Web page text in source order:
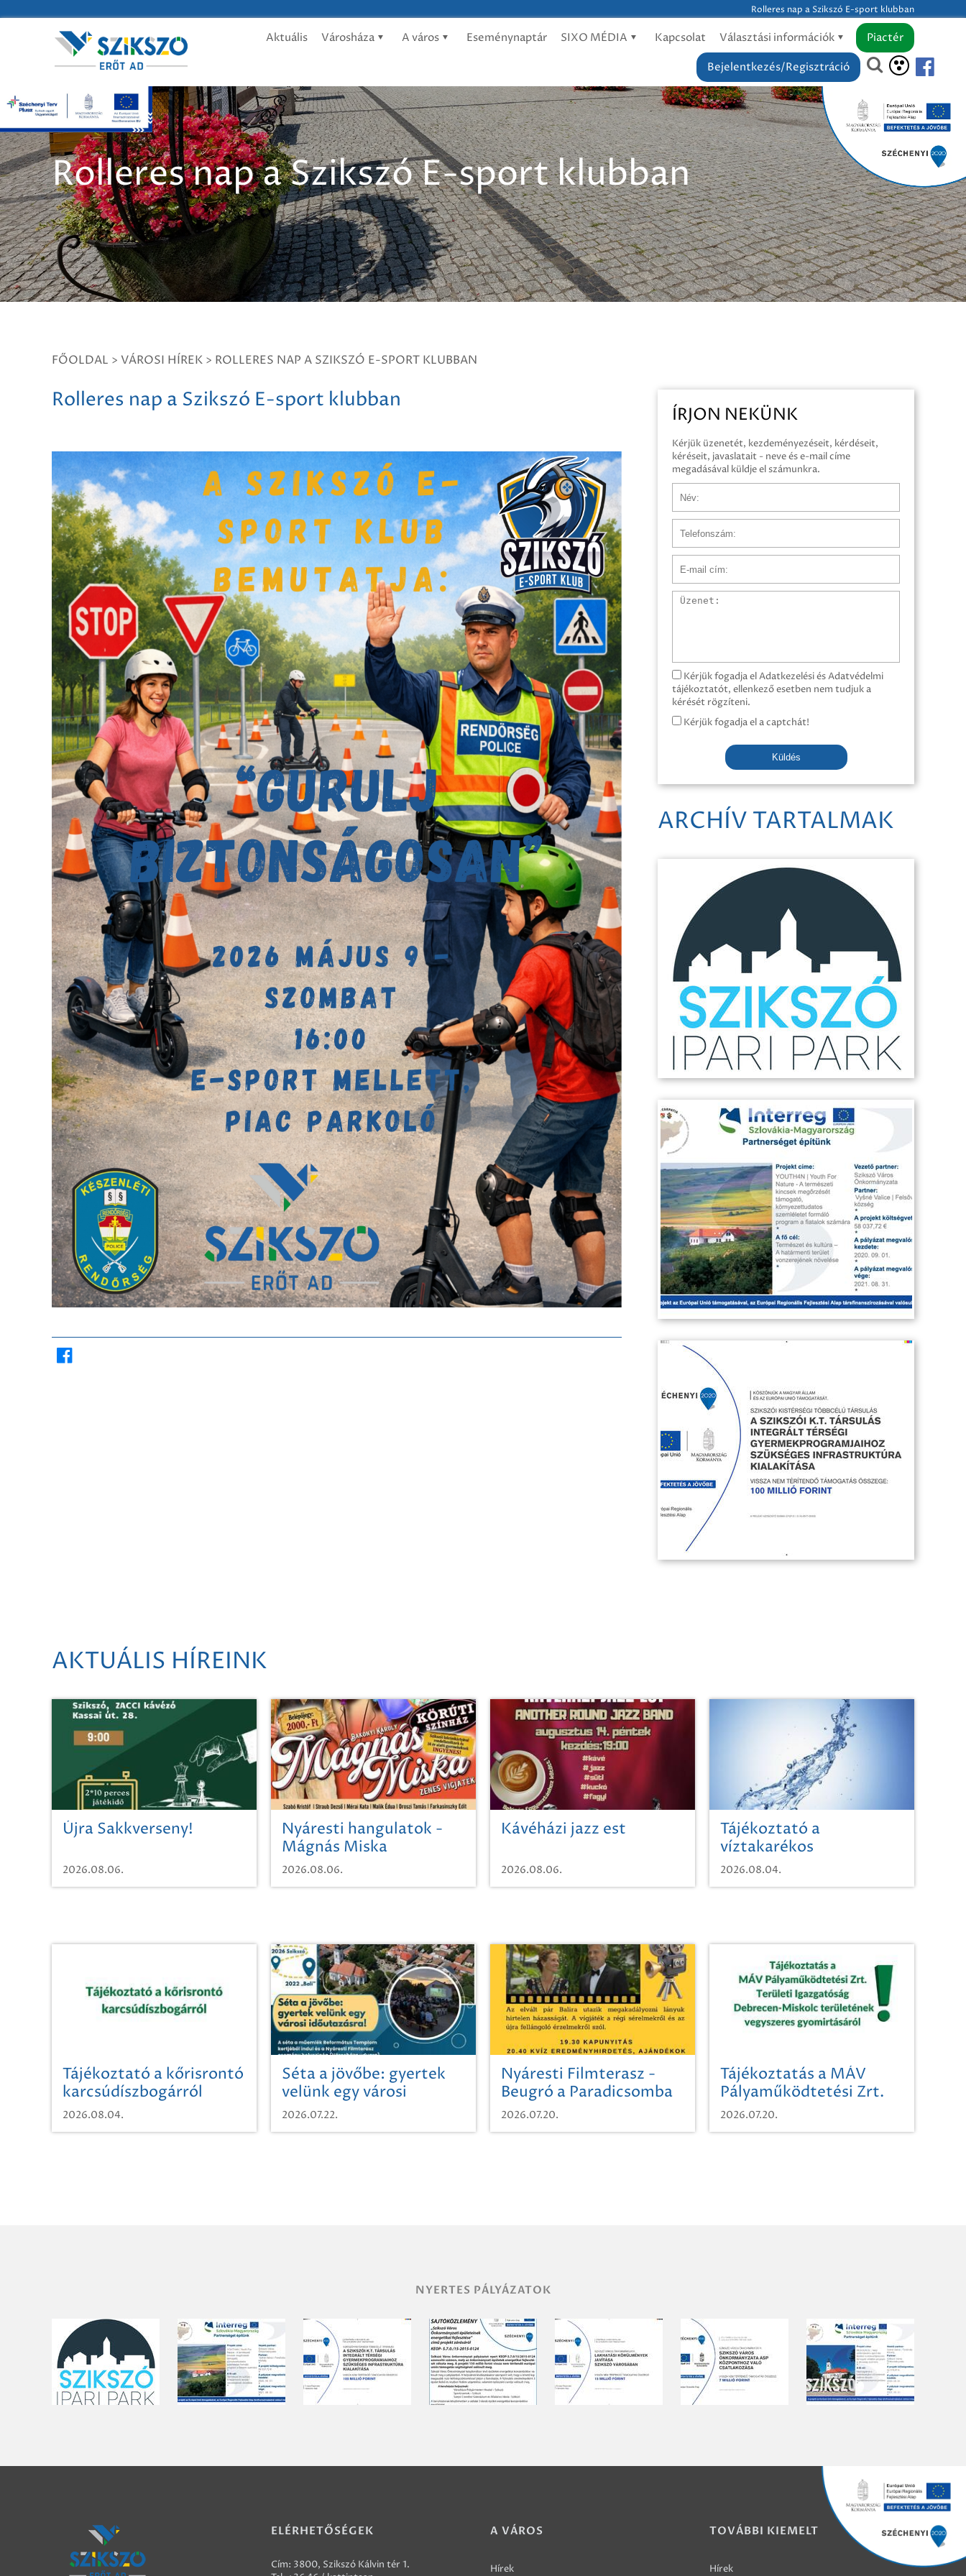
Rolleres nap a Szikszó E-sport klubban
Aktuális Városháza A város Eseménynaptár SIXO MÉDIA Kapcsolat Választási információk
Piactér
Bejelentkezés/Regisztráció
Rolleres nap a Szikszó E-sport klubban
FŐOLDAL > VÁROSI HÍREK > ROLLERES NAP A SZIKSZÓ E-SPORT KLUBBAN
Rolleres nap a Szikszó E-sport klubban
ÍRJON NEKÜNK
Kérjük üzenetét, kezdeményezéseit, kérdéseit,
kéréseit, javaslatait - neve és e-mail címe
megadásával küldje el számunkra.
Üzenet
Kérjük fogadja el Adatkezelési és Adatvédelmi
tájékoztatót, ellenkező esetben nem tudjuk a
kérését rögzíteni.
Kérjük fogadja el a captchát!
Küldés
ARCHÍV TARTALMAK
AKTUÁLIS HÍREINK
Újra Sakkverseny!
2026.08.06.
Nyáresti hangulatok -
Mágnás Miska
2026.08.06.
Kávéházi jazz est
2026.08.06.
Tájékoztató a
víztakarékos
vízhasználatról
2026.08.04.
Tájékoztató a kőrisrontó
karcsúdíszbogárról
2026.08.04.
Séta a jövőbe: gyertek
velünk egy városi
időutazásra!
2026.07.22.
Nyáresti Filmterasz -
Beugró a Paradicsomba
2026.07.20.
Tájékoztatás a MÁV
Pályaműködtetési Zrt.
Területi Igazgatóság
Debrecen-Miskolc
2026.07.20.
NYERTES PÁLYÁZATOK
ELÉRHETŐSÉGEK
Cím: 3800, Szikszó Kálvin tér 1.
A VÁROS
Hírek
TOVÁBBI KIEMELT
Hírek